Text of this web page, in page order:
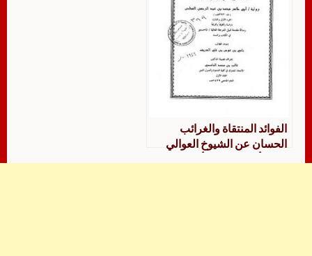
الفوائد المنتقاة والغرائب
الحسان عن الشيوخ العوالي